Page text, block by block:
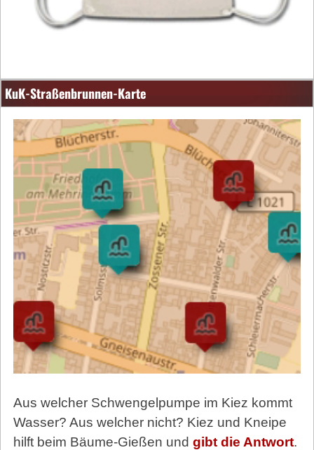
KuK-Straßenbrunnen-Karte
Aus welcher Schwengelpumpe im Kiez kommt
Wasser? Aus welcher nicht? Kiez und Kneipe
hilft beim Bäume-Gießen und gibt die Antwort.